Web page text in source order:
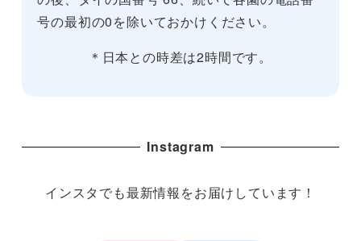
号の最初の0を除いておかけください。
＊日本との時差は2時間です。
Instagram
インスタでも最新情報をお届けしています！